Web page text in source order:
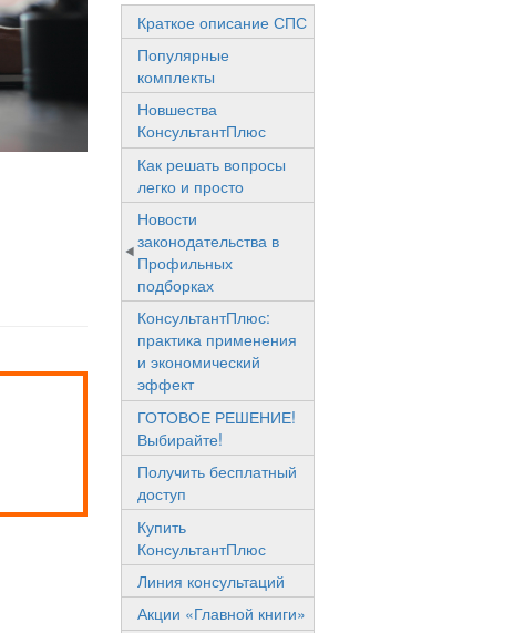
Краткое описание СПС
Популярные
комплекты
Новшества
КонсультантПлюс
Как решать вопросы
легко и просто
Новости
законодательства в
Профильных
подборках
КонсультантПлюс:
практика применения
и экономический
эффект
ГОТОВОЕ РЕШЕНИЕ!
Выбирайте!
Получить бесплатный
доступ
Купить
КонсультантПлюс
Линия консультаций
Акции «Главной книги»